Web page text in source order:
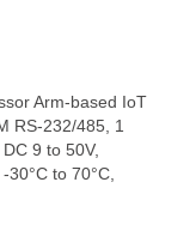
Arm-based IoT
RS-232/485, 1
9 to 50V,
to 70°C,